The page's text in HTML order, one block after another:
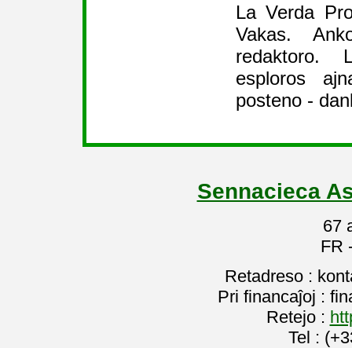
La Verda
Vakas.
redaktoro.
esploros
posteno -
Sennacieca
67
FR
Retadreso :
Pri financaĵoj :
Retejo :
Tel :